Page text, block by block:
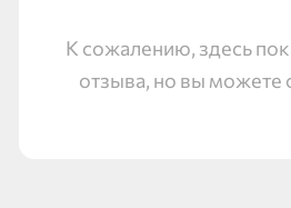
К сожалению, здесь
отзыва, но вы можете